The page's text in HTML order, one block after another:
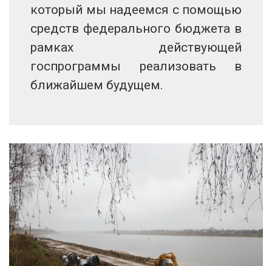
который мы надеемся с помощью
средств федерального бюджета в
рамках действующей
госпрограммы реализовать в
ближайшем будущем.